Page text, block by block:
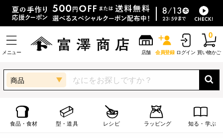
メニュー 店舗 会員登録 ログイン 買い物かご
0
商品
食品・食材 型・道具 レシピ ラッピング 知る・学ぶ